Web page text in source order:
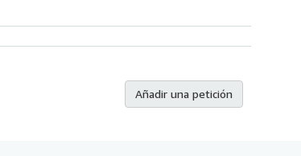
Añadir una petición